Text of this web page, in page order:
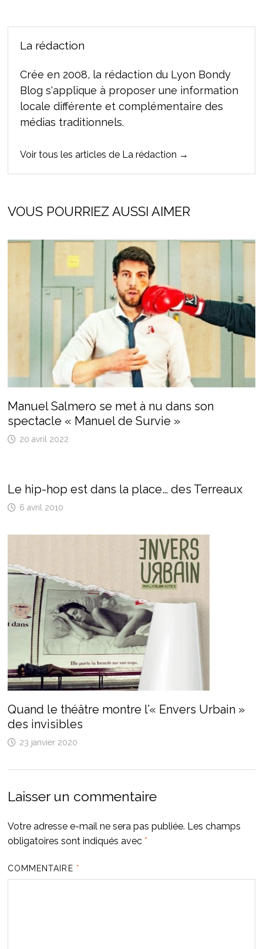
La rédaction
Crée en 2008, la rédaction du Lyon Bondy
Blog s'applique à proposer une information
locale différente et complémentaire des
médias traditionnels.
Voir tous les articles de La rédaction →
VOUS POURRIEZ AUSSI AIMER
Manuel Salmero se met à nu dans son
spectacle « Manuel de Survie »
20 avril 2022
Le hip-hop est dans la place… des Terreaux
6 avril 2010
Quand le théâtre montre l’« Envers Urbain »
des invisibles
23 janvier 2020
Laisser un commentaire
Votre adresse e-mail ne sera pas publiée. Les champs
obligatoires sont indiqués avec *
COMMENTAIRE *